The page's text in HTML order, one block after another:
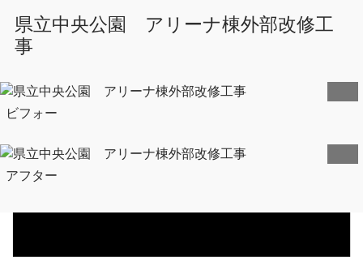
県立中央公園 アリーナ棟外部改修工
事
ビフォー
アフター